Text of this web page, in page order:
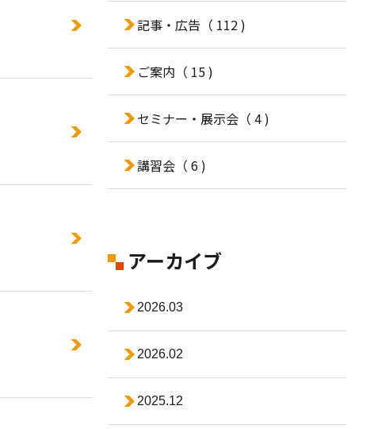
記事・広告 （ 112 )
ご案内 （ 15 )
セミナー・展示会 （ 4 )
講習会 （ 6 )
アーカイブ
2026.03
2026.02
2025.12